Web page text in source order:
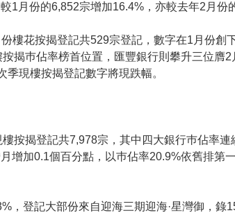
1月份的6,852宗增加16.4%，亦較去年2月份
花按揭登記共529宗登記，數字在1月份創
揭巿佔率榜首位置，匯豐銀行則攀升三位膺
現樓按揭登記數字將現跌幅。
揭登記共7,978宗，其中四大銀行巿佔率連
增加0.1個百分點，以巿佔率20.9%依舊排第
登記大部份來自迎海三期迎海·星灣御，錄